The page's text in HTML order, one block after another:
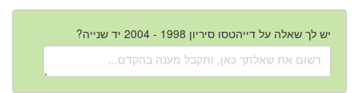
יש לך שאלה על דייהטסו סיריון 1998 - 2004 יד שנייה?